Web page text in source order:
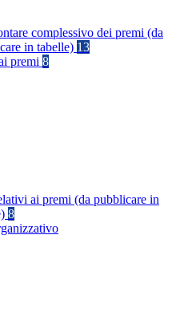
complessivo dei premi (da
in tabelle) 13
premi 8
ai premi (da pubblicare in
8